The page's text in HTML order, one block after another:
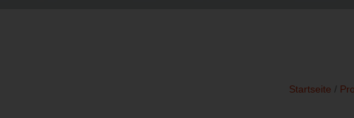
Startseite /